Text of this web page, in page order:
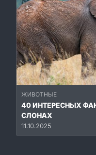
ЖИВОТНЫЕ
40 ИНТЕРЕСНЫХ
СЛОНАХ
11.10.2025